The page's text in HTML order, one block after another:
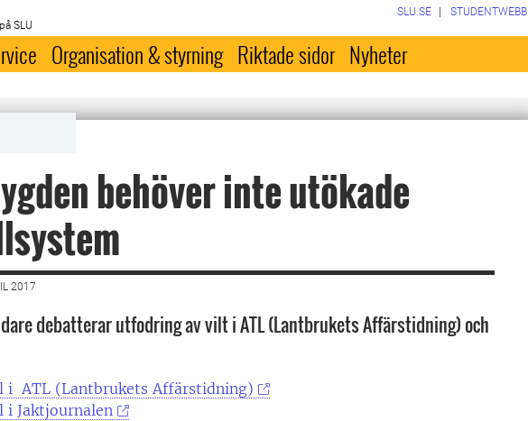
SLU
SLU.SE STUDENTWEBB
Organisation & styrning Riktade sidor Nyheter
behöver inte utökade
2017
debatterar utfodring av vilt i ATL (Lantbrukets Affärstidning) och
i ATL (Lantbrukets Affärstidning)
i Jaktjournalen